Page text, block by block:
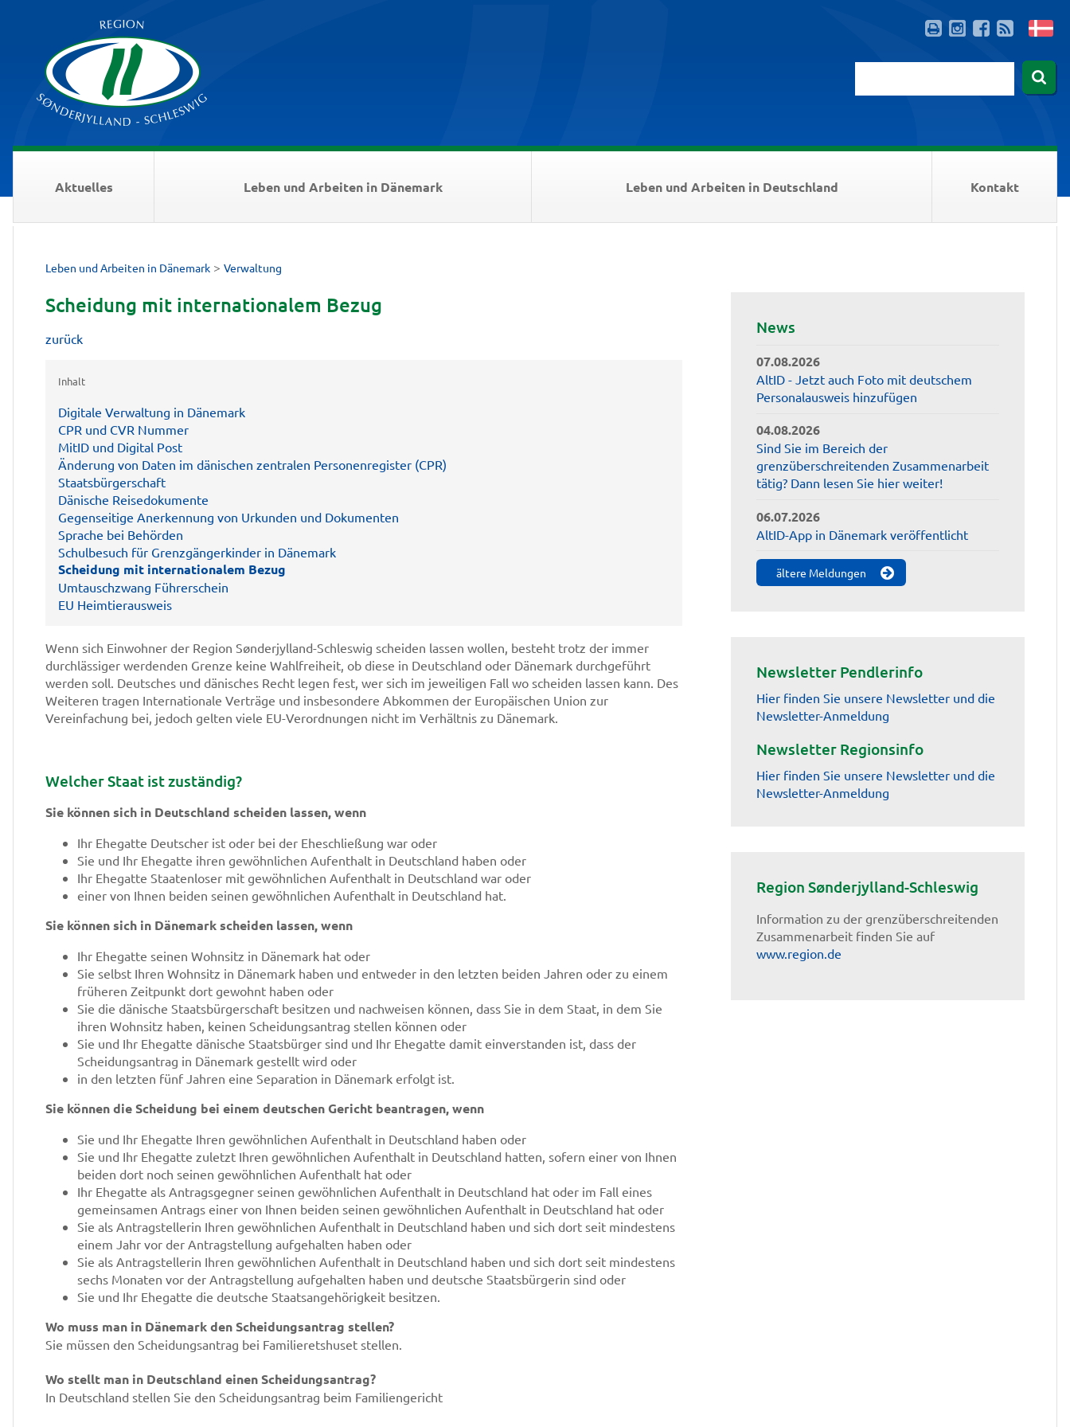
Aktuelles Leben und Arbeiten in Dänemark Leben und Arbeiten in Deutschland Kontakt
Leben und Arbeiten in Dänemark > Verwaltung
Scheidung mit internationalem Bezug
zurück
Inhalt
Digitale Verwaltung in Dänemark
CPR und CVR Nummer
MitID und Digital Post
Änderung von Daten im dänischen zentralen Personenregister (CPR)
Staatsbürgerschaft
Dänische Reisedokumente
Gegenseitige Anerkennung von Urkunden und Dokumenten
Sprache bei Behörden
Schulbesuch für Grenzgängerkinder in Dänemark
Scheidung mit internationalem Bezug
Umtauschzwang Führerschein
EU Heimtierausweis
Wenn sich Einwohner der Region Sønderjylland-Schleswig scheiden lassen wollen, besteht trotz der immer
durchlässiger werdenden Grenze keine Wahlfreiheit, ob diese in Deutschland oder Dänemark durchgeführt
werden soll. Deutsches und dänisches Recht legen fest, wer sich im jeweiligen Fall wo scheiden lassen kann. Des
Weiteren tragen Internationale Verträge und insbesondere Abkommen der Europäischen Union zur
Vereinfachung bei, jedoch gelten viele EU-Verordnungen nicht im Verhältnis zu Dänemark.
Welcher Staat ist zuständig?
Sie können sich in Deutschland scheiden lassen, wenn
Ihr Ehegatte Deutscher ist oder bei der Eheschließung war oder
Sie und Ihr Ehegatte ihren gewöhnlichen Aufenthalt in Deutschland haben oder
Ihr Ehegatte Staatenloser mit gewöhnlichen Aufenthalt in Deutschland war oder
einer von Ihnen beiden seinen gewöhnlichen Aufenthalt in Deutschland hat.
Sie können sich in Dänemark scheiden lassen, wenn
Ihr Ehegatte seinen Wohnsitz in Dänemark hat oder
Sie selbst Ihren Wohnsitz in Dänemark haben und entweder in den letzten beiden Jahren oder zu einem
früheren Zeitpunkt dort gewohnt haben oder
Sie die dänische Staatsbürgerschaft besitzen und nachweisen können, dass Sie in dem Staat, in dem Sie
ihren Wohnsitz haben, keinen Scheidungsantrag stellen können oder
Sie und Ihr Ehegatte dänische Staatsbürger sind und Ihr Ehegatte damit einverstanden ist, dass der
Scheidungsantrag in Dänemark gestellt wird oder
in den letzten fünf Jahren eine Separation in Dänemark erfolgt ist.
Sie können die Scheidung bei einem deutschen Gericht beantragen, wenn
Sie und Ihr Ehegatte Ihren gewöhnlichen Aufenthalt in Deutschland haben oder
Sie und Ihr Ehegatte zuletzt Ihren gewöhnlichen Aufenthalt in Deutschland hatten, sofern einer von Ihnen
beiden dort noch seinen gewöhnlichen Aufenthalt hat oder
Ihr Ehegatte als Antragsgegner seinen gewöhnlichen Aufenthalt in Deutschland hat oder im Fall eines
gemeinsamen Antrags einer von Ihnen beiden seinen gewöhnlichen Aufenthalt in Deutschland hat oder
Sie als Antragstellerin Ihren gewöhnlichen Aufenthalt in Deutschland haben und sich dort seit mindestens
einem Jahr vor der Antragstellung aufgehalten haben oder
Sie als Antragstellerin Ihren gewöhnlichen Aufenthalt in Deutschland haben und sich dort seit mindestens
sechs Monaten vor der Antragstellung aufgehalten haben und deutsche Staatsbürgerin sind oder
Sie und Ihr Ehegatte die deutsche Staatsangehörigkeit besitzen.
Wo muss man in Dänemark den Scheidungsantrag stellen?
Sie müssen den Scheidungsantrag bei Familieretshuset stellen.
Wo stellt man in Deutschland einen Scheidungsantrag?
In Deutschland stellen Sie den Scheidungsantrag beim Familiengericht
News
07.08.2026
AltID - Jetzt auch Foto mit deutschem
Personalausweis hinzufügen
04.08.2026
Sind Sie im Bereich der
grenzüberschreitenden Zusammenarbeit
tätig? Dann lesen Sie hier weiter!
06.07.2026
AltID-App in Dänemark veröffentlicht
ältere Meldungen
Newsletter Pendlerinfo
Hier finden Sie unsere Newsletter und die
Newsletter-Anmeldung
Newsletter Regionsinfo
Hier finden Sie unsere Newsletter und die
Newsletter-Anmeldung
Region Sønderjylland-Schleswig
Information zu der grenzüberschreitenden
Zusammenarbeit finden Sie auf
www.region.de